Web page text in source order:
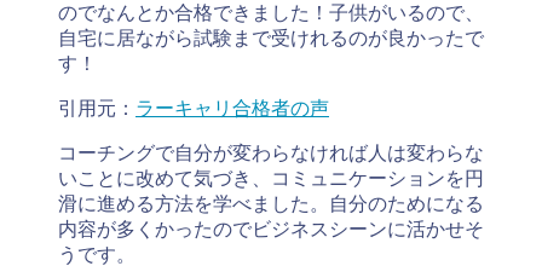
のでなんとか合格できました！子供がいるので、
自宅に居ながら試験まで受けれるのが良かったで
す！
引用元： ラーキャリ合格者の声
コーチングで自分が変わらなければ人は変わらな
いことに改めて気づき、コミュニケーションを円
滑に進める方法を学べました。自分のためになる
内容が多くかったのでビジネスシーンに活かせそ
うです。